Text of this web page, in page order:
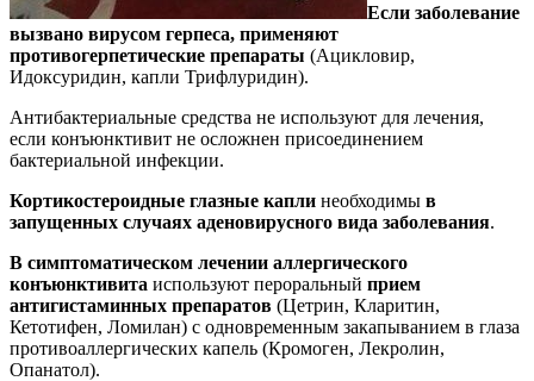
Если заболевание
вызвано вирусом герпеса, применяют
противогерпетические препараты (Ацикловир,
Идоксуридин, капли Трифлуридин).
Антибактериальные средства не используют для лечения,
если конъюнктивит не осложнен присоединением
бактериальной инфекции.
Кортикостероидные глазные капли необходимы в
запущенных случаях аденовирусного вида заболевания.
В симптоматическом лечении аллергического
конъюнктивита используют пероральный прием
антигистаминных препаратов (Цетрин, Кларитин,
Кетотифен, Ломилан) с одновременным закапыванием в глаза
противоаллергических капель (Кромоген, Лекролин,
Опанатол).